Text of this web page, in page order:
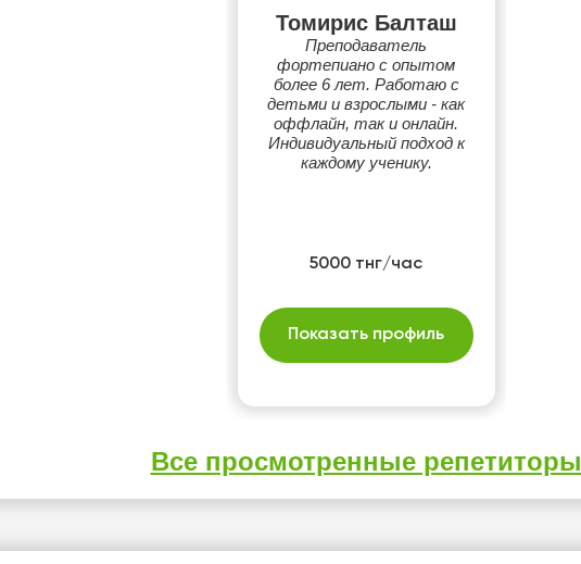
Томирис Балташ
Преподаватель
фортепиано с опытом
более 6 лет. Работаю с
детьми и взрослыми - как
оффлайн, так и онлайн.
Индивидуальный подход к
каждому ученику.
5000 тнг/час
Показать профиль
Все просмотренные репетиторы